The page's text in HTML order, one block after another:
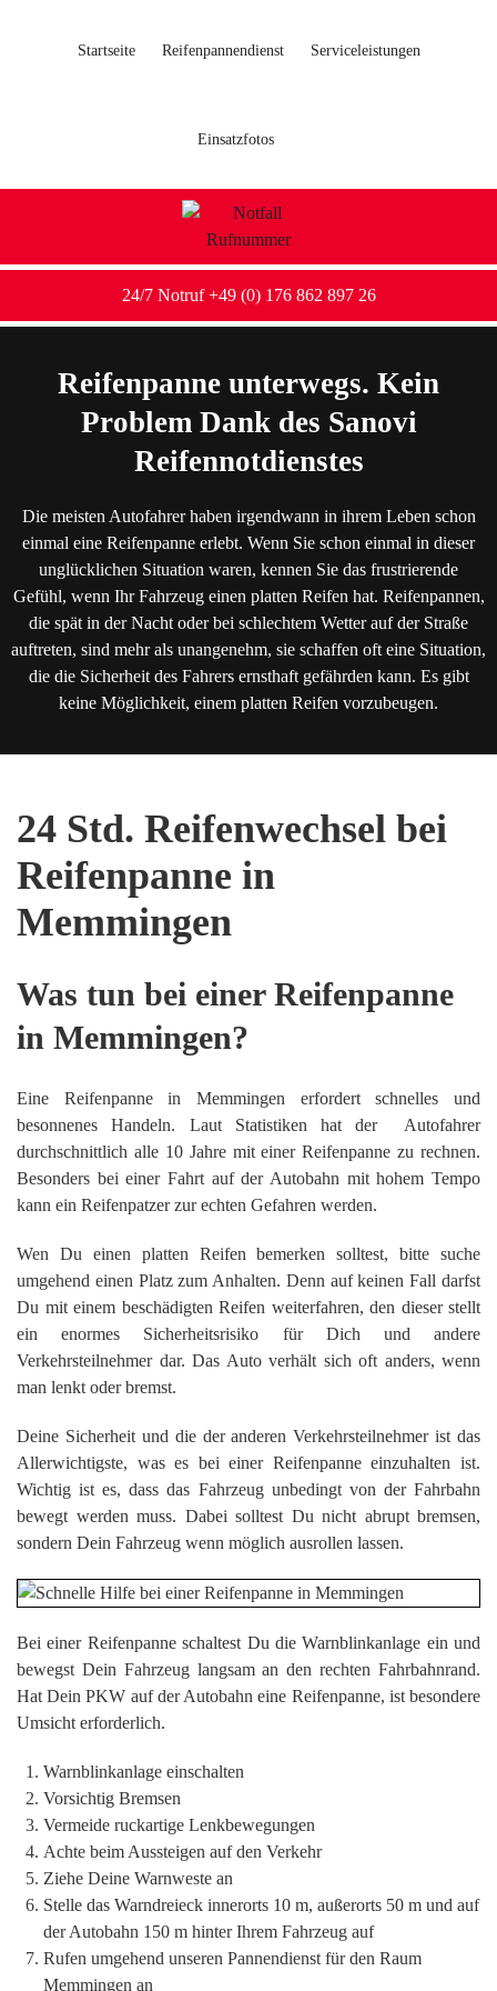
Startseite Reifenpannendienst Serviceleistungen
Einsatzfotos
24/7 Notruf +49 (0) 176 862 897 26
Reifenpanne unterwegs. Kein
Problem Dank des Sanovi
Reifennotdienstes
Die meisten Autofahrer haben irgendwann in ihrem Leben schon
einmal eine Reifenpanne erlebt. Wenn Sie schon einmal in dieser
unglücklichen Situation waren, kennen Sie das frustrierende
Gefühl, wenn Ihr Fahrzeug einen platten Reifen hat. Reifenpannen,
die spät in der Nacht oder bei schlechtem Wetter auf der Straße
auftreten, sind mehr als unangenehm, sie schaffen oft eine Situation,
die die Sicherheit des Fahrers ernsthaft gefährden kann. Es gibt
keine Möglichkeit, einem platten Reifen vorzubeugen.
24 Std. Reifenwechsel bei
Reifenpanne in
Memmingen
Was tun bei einer Reifenpanne
in Memmingen?
Eine Reifenpanne in Memmingen erfordert schnelles und
besonnenes Handeln. Laut Statistiken hat der Autofahrer
durchschnittlich alle 10 Jahre mit einer Reifenpanne zu rechnen.
Besonders bei einer Fahrt auf der Autobahn mit hohem Tempo
kann ein Reifenpatzer zur echten Gefahren werden.
Wen Du einen platten Reifen bemerken solltest, bitte suche
umgehend einen Platz zum Anhalten. Denn auf keinen Fall darfst
Du mit einem beschädigten Reifen weiterfahren, den dieser stellt
ein enormes Sicherheitsrisiko für Dich und andere
Verkehrsteilnehmer dar. Das Auto verhält sich oft anders, wenn
man lenkt oder bremst.
Deine Sicherheit und die der anderen Verkehrsteilnehmer ist das
Allerwichtigste, was es bei einer Reifenpanne einzuhalten ist.
Wichtig ist es, dass das Fahrzeug unbedingt von der Fahrbahn
bewegt werden muss. Dabei solltest Du nicht abrupt bremsen,
sondern Dein Fahrzeug wenn möglich ausrollen lassen.
Bei einer Reifenpanne schaltest Du die Warnblinkanlage ein und
bewegst Dein Fahrzeug langsam an den rechten Fahrbahnrand.
Hat Dein PKW auf der Autobahn eine Reifenpanne, ist besondere
Umsicht erforderlich.
Warnblinkanlage einschalten
Vorsichtig Bremsen
Vermeide ruckartige Lenkbewegungen
Achte beim Aussteigen auf den Verkehr
Ziehe Deine Warnweste an
Stelle das Warndreieck innerorts 10 m, außerorts 50 m und auf
der Autobahn 150 m hinter Ihrem Fahrzeug auf
Rufen umgehend unseren Pannendienst für den Raum
Memmingen an